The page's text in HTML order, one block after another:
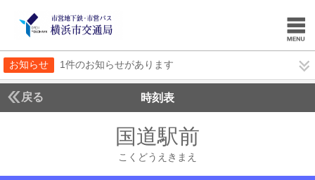
お知らせ 1件のお知らせがあります
戻る 時刻表
国道駅前
こくどうえきまえ